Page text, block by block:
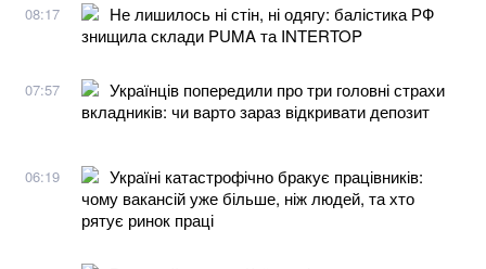
08:17
Не лишилось ні стін, ні одягу: балістика РФ
знищила склади PUMA та INTERTOP
07:57
Українців попередили про три головні страхи
вкладників: чи варто зараз відкривати депозит
06:19
Україні катастрофічно бракує працівників:
чому вакансій уже більше, ніж людей, та хто
рятує ринок праці